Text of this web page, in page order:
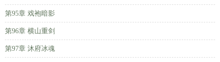
第95章 戏袍暗影
第96章 横山重剑
第97章 沐府冰魂